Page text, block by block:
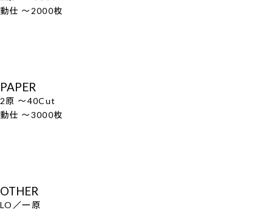
動仕 ～2000枚
PAPER
2原 ～40Cut
動仕 ～3000枚
OTHER
LO／一原